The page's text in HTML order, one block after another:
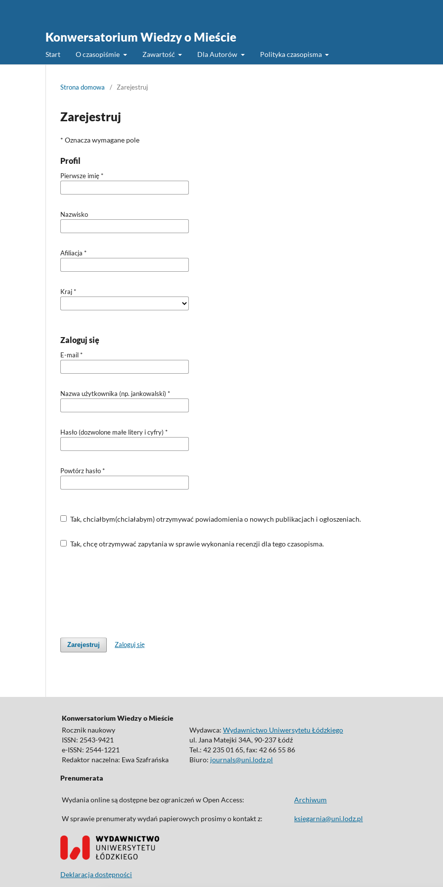
Konwersatorium Wiedzy o Mieście
Start O czasopiśmie Zawartość Dla Autorów Polityka czasopisma
Strona domowa / Zarejestruj
Zarejestruj
* Oznacza wymagane pole
Profil
Pierwsze imię*
Nazwisko
Afiliacja *
Kraj*
Zaloguj się
E-mail*
Nazwa użytkownika (np. jankowalski) *
Hasło (dozwolone małe litery i cyfry) *
Powtórz hasło*
Tak, chciałbym(chciałabym) otrzymywać powiadomienia o nowych publikacjach i ogłoszeniach.
Tak, chcę otrzymywać zapytania w sprawie wykonania recenzji dla tego czasopisma.
Zarejestruj Zaloguj się
Konwersatorium Wiedzy o Mieście
Rocznik naukowy
ISSN: 2543-9421
e-ISSN: 2544-1221
Redaktor naczelna: Ewa Szafrańska
Wydawca: Wydawnictwo Uniwersytetu Łódzkiego
ul. Jana Matejki 34A, 90-237 Łódź
Tel.: 42 235 01 65, fax: 42 66 55 86
Biuro: journals@uni.lodz.pl
Prenumerata
Wydania online są dostępne bez ograniczeń w Open Access: Archiwum
W sprawie prenumeraty wydań papierowych prosimy o kontakt z: ksiegarnia@uni.lodz.pl
Deklaracja dostępności